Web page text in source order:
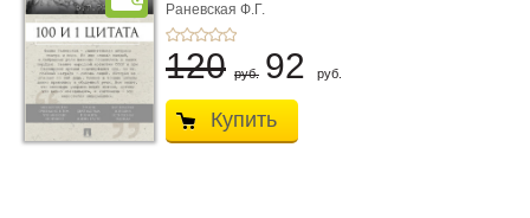
Раневская Ф.Г.
120 руб. 92 руб.
Купить